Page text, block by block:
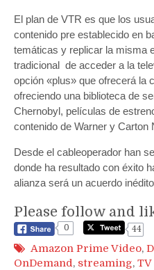
El plan de VTR es que los
contenido pre establecido en
temáticas y replicar la misma
tradicional de acceder a la
opción «plus» que ofrecerá la
ofreciendo una biblioteca de
Chernobyl, películas de
contenido de Warner y Carton
Desde el cableoperador han
donde ha resultado con éxito
alianza será un acuerdo
Please follow and
0
44
Amazon Prime Video,
OnDemand, streaming, TV